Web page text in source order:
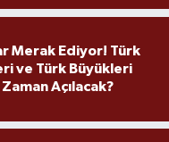
Merak Ediyor! Türk
ve Türk Büyükleri
Zaman Açılacak?